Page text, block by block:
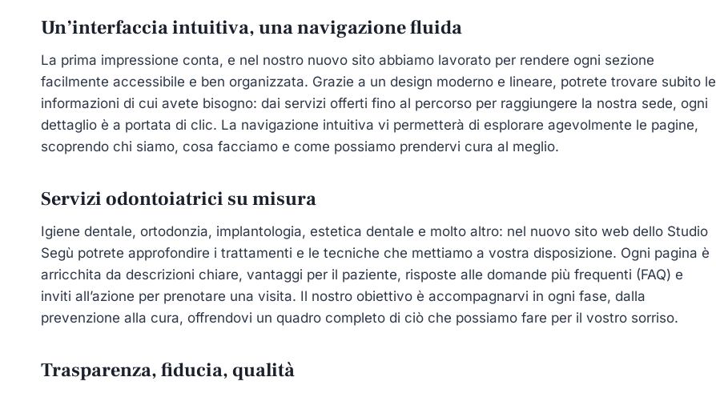
Un’interfaccia intuitiva, una navigazione fluida
La prima impressione conta, e nel nostro nuovo sito abbiamo lavorato per rendere ogni sezione
facilmente accessibile e ben organizzata. Grazie a un design moderno e lineare, potrete trovare subito le
informazioni di cui avete bisogno: dai servizi offerti fino al percorso per raggiungere la nostra sede, ogni
dettaglio è a portata di clic. La navigazione intuitiva vi permetterà di esplorare agevolmente le pagine,
scoprendo chi siamo, cosa facciamo e come possiamo prendervi cura al meglio.
Servizi odontoiatrici su misura
Igiene dentale, ortodonzia, implantologia, estetica dentale e molto altro: nel nuovo sito web dello Studio
Segù potrete approfondire i trattamenti e le tecniche che mettiamo a vostra disposizione. Ogni pagina è
arricchita da descrizioni chiare, vantaggi per il paziente, risposte alle domande più frequenti (FAQ) e
inviti all’azione per prenotare una visita. Il nostro obiettivo è accompagnarvi in ogni fase, dalla
prevenzione alla cura, offrendovi un quadro completo di ciò che possiamo fare per il vostro sorriso.
Trasparenza, fiducia, qualità